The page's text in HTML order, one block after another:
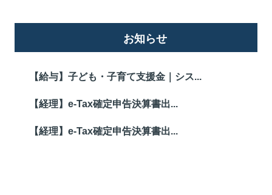
お知らせ
【給与】子ども・子育て支援金｜シス...
【経理】e-Tax確定申告決算書出...
【経理】e-Tax確定申告決算書出...